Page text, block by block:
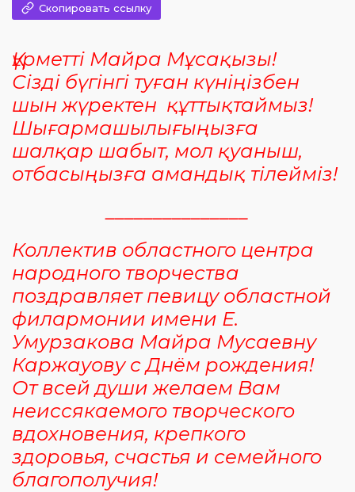
Скопировать ссылку
Құрметті Майра Мұсақызы!
Сізді бүгінгі туған күніңізбен
шын жүректен құттықтаймыз!
Шығармашылығыңызға
шалқар шабыт, мол қуаныш,
отбасыңызға амандық тілейміз!
_______________
Коллектив областного центра
народного творчества
поздравляет певицу областной
филармонии имени Е.
Умурзакова Майра Мусаевну
Каржауову с Днём рождения!
От всей души желаем Вам
неиссякаемого творческого
вдохновения, крепкого
здоровья, счастья и семейного
благополучия!